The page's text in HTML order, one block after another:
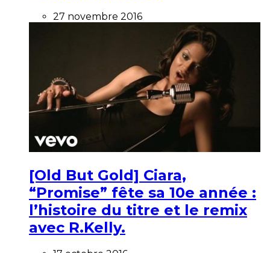
27 novembre 2016
[Old But Gold] Ciara,
“Promise” fête sa 10e année :
l’histoire du titre et le remix
avec R.Kelly.